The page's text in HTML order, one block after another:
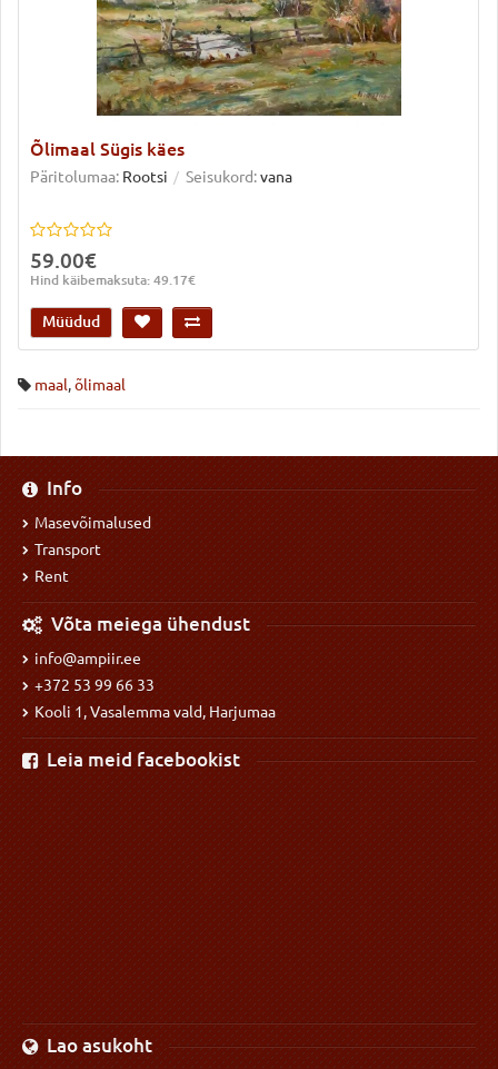
Õlimaal Sügis käes
Päritolumaa: Rootsi Seisukord:vana
59.00€
Hind käibemaksuta: 49.17€
Müüdud
maal,õlimaal
Info
Masevõimalused
Transport
Rent
Võta meiega ühendust
info@ampiir.ee
+372 53 99 66 33
Kooli 1, Vasalemma vald, Harjumaa
Leia meid facebookist
Lao asukoht